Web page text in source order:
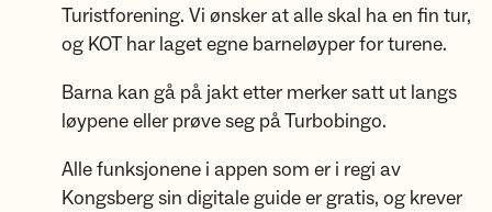
Turistforening. Vi ønsker at alle skal ha en fin tur,
og KOT har laget egne barneløyper for turene.
Barna kan gå på jakt etter merker satt ut langs
løypene eller prøve seg på Turbobingo.
Alle funksjonene i appen som er i regi av
Kongsberg sin digitale guide er gratis, og krever